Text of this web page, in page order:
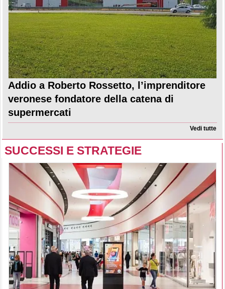
Addio a Roberto Rossetto, l’imprenditore
veronese fondatore della catena di
supermercati
Vedi tutte
SUCCESSI E STRATEGIE